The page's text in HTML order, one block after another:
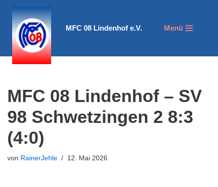
Zum
Inhalt
springen
MFC 08 Lindenhof e.V. Menü
MFC 08 Lindenhof – SV
98 Schwetzingen 2 8:3
(4:0)
von RainerJehle 12. Mai 2026